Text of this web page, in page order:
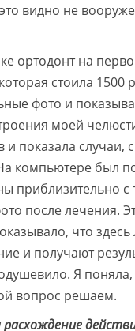
видно не
ортодонт на
стоила 1500
фото и
моей
показала случаи,
компьютере был
приблизительно с
после лечения.
что
и получают
Я поняла,
вопрос решаем.